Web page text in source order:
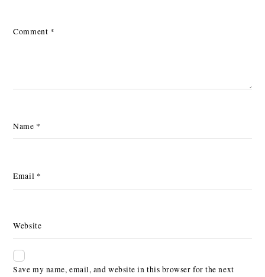
Comment *
Name *
Email *
Website
Save my name, email, and website in this browser for the next